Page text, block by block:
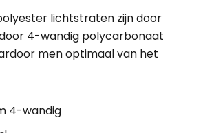
lichtstraten zijn door
4-wandig polycarbonaat
men optimaal van het
4-wandig